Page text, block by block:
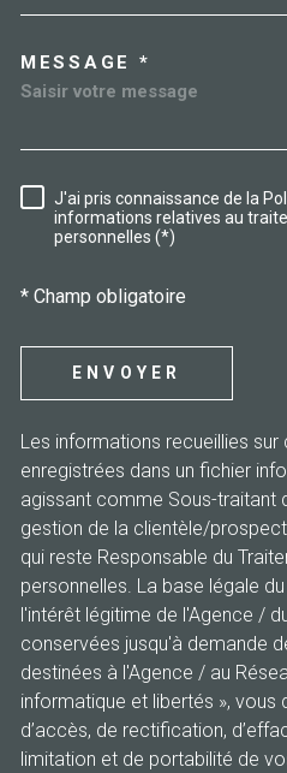
MESSAGE *
J'ai pris connaissance de la
informations relatives au
personnelles (*)
* Champ obligatoire
ENVOYER
Les informations recueillies
enregistrées dans un fichier
agissant comme Sous-traitant
gestion de la clientèle/
qui reste Responsable du
personnelles. La base légale
l'intérêt légitime de l'Agence /
conservées jusqu'à demande
destinées à l'Agence / au
informatique et libertés », vous
d’accès, de rectification,
limitation et de portabilité de